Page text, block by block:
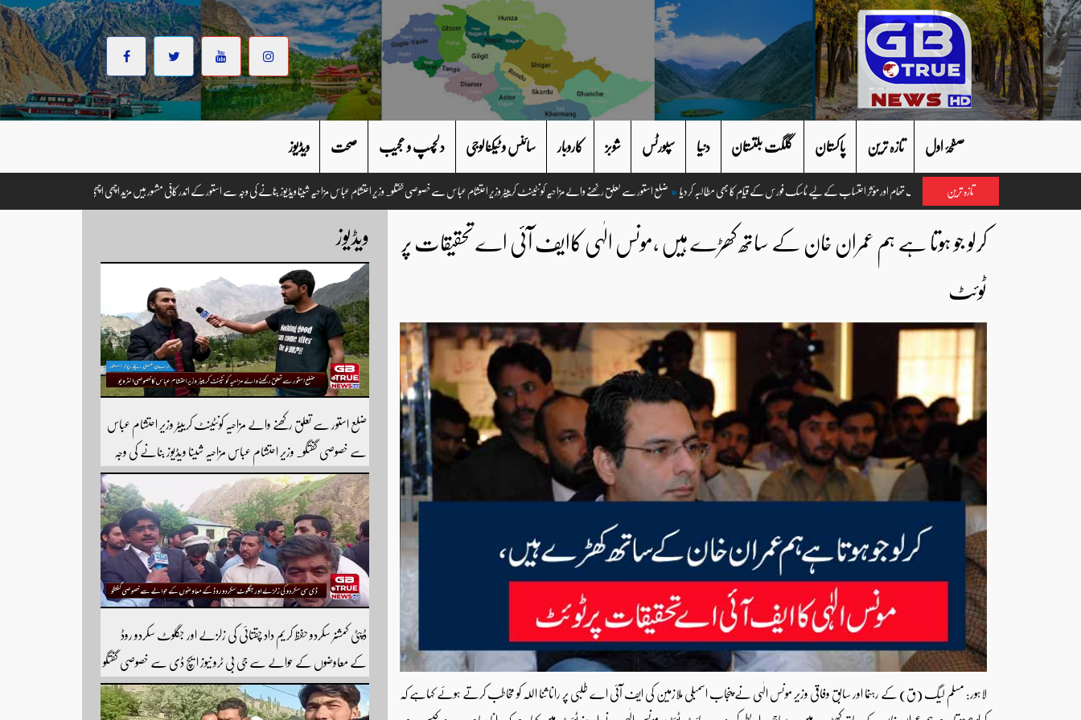
صفحۂ اول تازہ ترین پاکستان گلگت بلتستان دنیا سپورٹس شوبز کاروبار سائنس و ٹیکنالوجی دلچسپ و عجیب صحت ویڈیوز
تازہ ترین ضلع استور سے تعلق رکھنے والے مزاحیہ کونٹینٹ کرییٹر وزیر احتشام عباس سے خصوصی گفتگو۔ وزیر احتشام عباس مزاحیہ شینا ویڈیوز بنانے کی وجہ سے استور کے اندر کافی مشہور ہیں مزید اچھی اچھی
کرلو جو ہوتا ہے ہم عمران خان کے ساتھ کھڑے ہیں ،مونس الٰہی کاایف آئی اے تحقیقات پر
ٹوئٹ
لاہور: مسلم لیگ (ق) کے رہنما اور سابق وفاقی وزیر مونس الٰہی نے پنجاب اسمبلی ملازمین کی ایف آئی اے طلبی پر رانا ثنا اللہ کو مخاطب کرتے ہوئے کہاہے کہ
ویڈیوز
ضلع استور سے تعلق رکھنے والے مزاحیہ کونٹینٹ کرییٹر وزیر احتشام عباس
سے خصوصی گفتگو۔ وزیر احتشام عباس مزاحیہ شینا ویڈیوز بنانے کی وجہ
سے استور کے اندر کافی مشہور ہیں مزید اچھی اچھی ویڈیوز دیکھنے کے لئے
ہمارے یوٹیوب چینل کو سبسکرائب کریں
ڈپٹی کمشنر سکردو حفظ کریم داد چقتائی کی زلزلے اور جگلوٹ سکردو روڈ
کے معاوضوں کے حوالے سے جی بی ٹرو نیوز ایچ ڈی سے خصوصی گفتگو
رپورٹر شیر افضل روندو